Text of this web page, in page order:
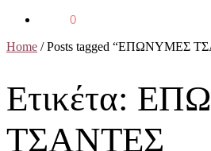
0
Home /Posts tagged “ΕΠΩΝΥΜΕΣ
Ετικέτα:
ΤΣΑΝΤΕΣ